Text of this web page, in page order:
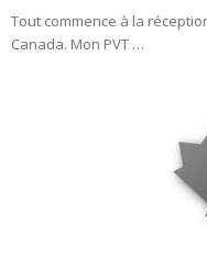
Tout commence à la
Canada. Mon PVT …